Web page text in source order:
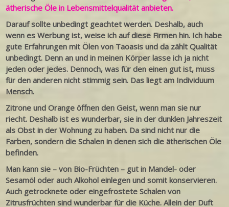
ätherische Öle in Lebensmittelqualität anbieten.
Darauf sollte unbedingt geachtet werden. Deshalb, auch
wenn es Werbung ist, weise ich auf diese Firmen hin. Ich habe
gute Erfahrungen mit Ölen von Taoasis und da zählt Qualität
unbedingt. Denn an und in meinen Körper lasse ich ja nicht
jeden oder jedes. Dennoch, was für den einen gut ist, muss
für den anderen nicht stimmig sein. Das liegt am Individuum
Mensch.
Zitrone und Orange öffnen den Geist, wenn man sie nur
riecht. Deshalb ist es wunderbar, sie in der dunklen Jahreszeit
als Obst in der Wohnung zu haben. Da sind nicht nur die
Farben, sondern die Schalen in denen sich die ätherischen Öle
befinden.
Man kann sie – von Bio-Früchten – gut in Mandel- oder
Sesamöl oder auch Alkohol einlegen und somit konservieren.
Auch getrocknete oder eingefrostete Schalen von
Zitrusfrüchten sind wunderbar für die Küche. Allein der Duft